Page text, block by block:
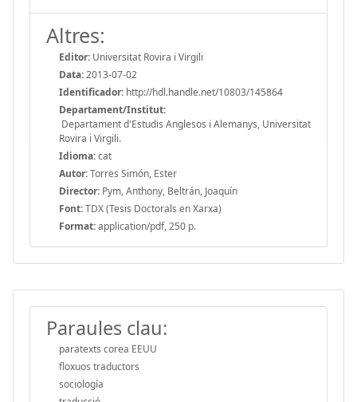
Altres:
Editor: Universitat Rovira i Virgili
Data:2013-07-02
Identificador: http://hdl.handle.net/10803/145864
Departament/Institut:
Departament d'Estudis Anglesos i Alemanys, Universitat
Rovira i Virgili.
Idioma:cat
Autor:Torres Simón, Ester
Director: Pym, Anthony, Beltrán, Joaquín
Font:TDX (Tesis Doctorals en Xarxa)
Format:application/pdf, 250 p.
Paraules clau:
paratexts corea EEUU
floxuos traductors
sociología